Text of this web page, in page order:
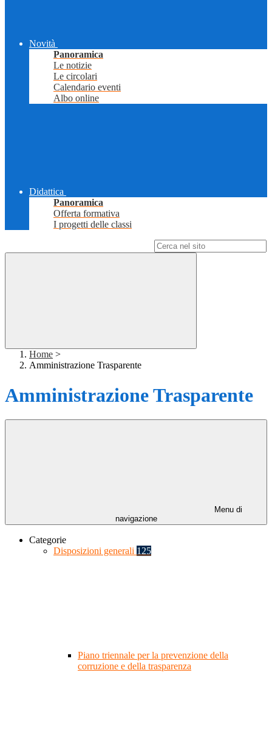
Novità
Panoramica
Le notizie
Le circolari
Calendario eventi
Albo online
Didattica
Panoramica
Offerta formativa
I progetti delle classi
Home >
Amministrazione Trasparente
Amministrazione Trasparente
Menu di
navigazione
Categorie
Disposizioni generali 125
Piano triennale per la prevenzione della
corruzione e della trasparenza